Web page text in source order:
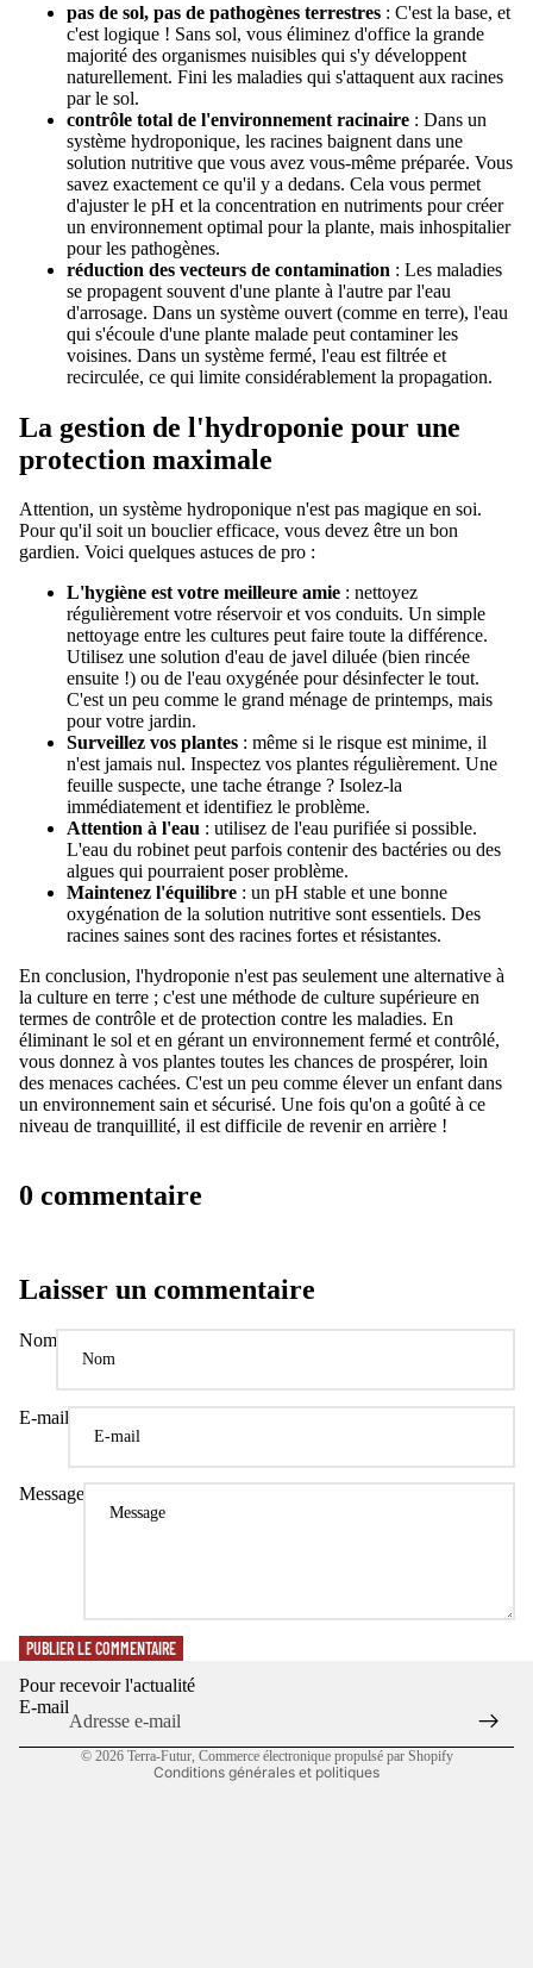
pas de sol, pas de pathogènes terrestres : C'est la base, et
c'est logique ! Sans sol, vous éliminez d'office la grande
majorité des organismes nuisibles qui s'y développent
naturellement. Fini les maladies qui s'attaquent aux racines
par le sol.
contrôle total de l'environnement racinaire : Dans un
système hydroponique, les racines baignent dans une
solution nutritive que vous avez vous-même préparée. Vous
savez exactement ce qu'il y a dedans. Cela vous permet
d'ajuster le pH et la concentration en nutriments pour créer
un environnement optimal pour la plante, mais inhospitalier
pour les pathogènes.
réduction des vecteurs de contamination : Les maladies
se propagent souvent d'une plante à l'autre par l'eau
d'arrosage. Dans un système ouvert (comme en terre), l'eau
qui s'écoule d'une plante malade peut contaminer les
voisines. Dans un système fermé, l'eau est filtrée et
recirculée, ce qui limite considérablement la propagation.
La gestion de l'hydroponie pour une
protection maximale
Attention, un système hydroponique n'est pas magique en soi.
Pour qu'il soit un bouclier efficace, vous devez être un bon
gardien. Voici quelques astuces de pro :
L'hygiène est votre meilleure amie : nettoyez
régulièrement votre réservoir et vos conduits. Un simple
nettoyage entre les cultures peut faire toute la différence.
Utilisez une solution d'eau de javel diluée (bien rincée
ensuite !) ou de l'eau oxygénée pour désinfecter le tout.
C'est un peu comme le grand ménage de printemps, mais
pour votre jardin.
Surveillez vos plantes : même si le risque est minime, il
n'est jamais nul. Inspectez vos plantes régulièrement. Une
feuille suspecte, une tache étrange ? Isolez-la
immédiatement et identifiez le problème.
Attention à l'eau : utilisez de l'eau purifiée si possible.
L'eau du robinet peut parfois contenir des bactéries ou des
algues qui pourraient poser problème.
Maintenez l'équilibre : un pH stable et une bonne
oxygénation de la solution nutritive sont essentiels. Des
racines saines sont des racines fortes et résistantes.
En conclusion, l'hydroponie n'est pas seulement une alternative à
la culture en terre ; c'est une méthode de culture supérieure en
termes de contrôle et de protection contre les maladies. En
éliminant le sol et en gérant un environnement fermé et contrôlé,
vous donnez à vos plantes toutes les chances de prospérer, loin
des menaces cachées. C'est un peu comme élever un enfant dans
un environnement sain et sécurisé. Une fois qu'on a goûté à ce
niveau de tranquillité, il est difficile de revenir en arrière !
0 commentaire
Laisser un commentaire
Nom
E-mail
Message
PUBLIER LE COMMENTAIRE
Pour recevoir l'actualité
E-mail
© 2026 Terra-Futur, Commerce électronique propulsé par Shopify
Conditions générales et politiques
Coordonnées
Conditions générales de vente
Mentions légales